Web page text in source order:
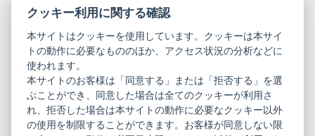
コーポレート
サイト
きものやまと振
袖
サイト
クッキー利用に関する確認
本サイトはクッキーを使用しています。クッキーは本サイ
トの動作に必要なもののほか、アクセス状況の分析などに
使われます。
本サイトのお客様は「同意する」または「拒否する」を選
ぶことができ、同意した場合は全てのクッキーが利用さ
れ、拒否した場合は本サイトの動作に必要なクッキー以外
の使用を制限することができます。お客様が同意しない限